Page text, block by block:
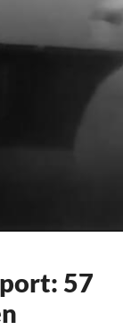
57